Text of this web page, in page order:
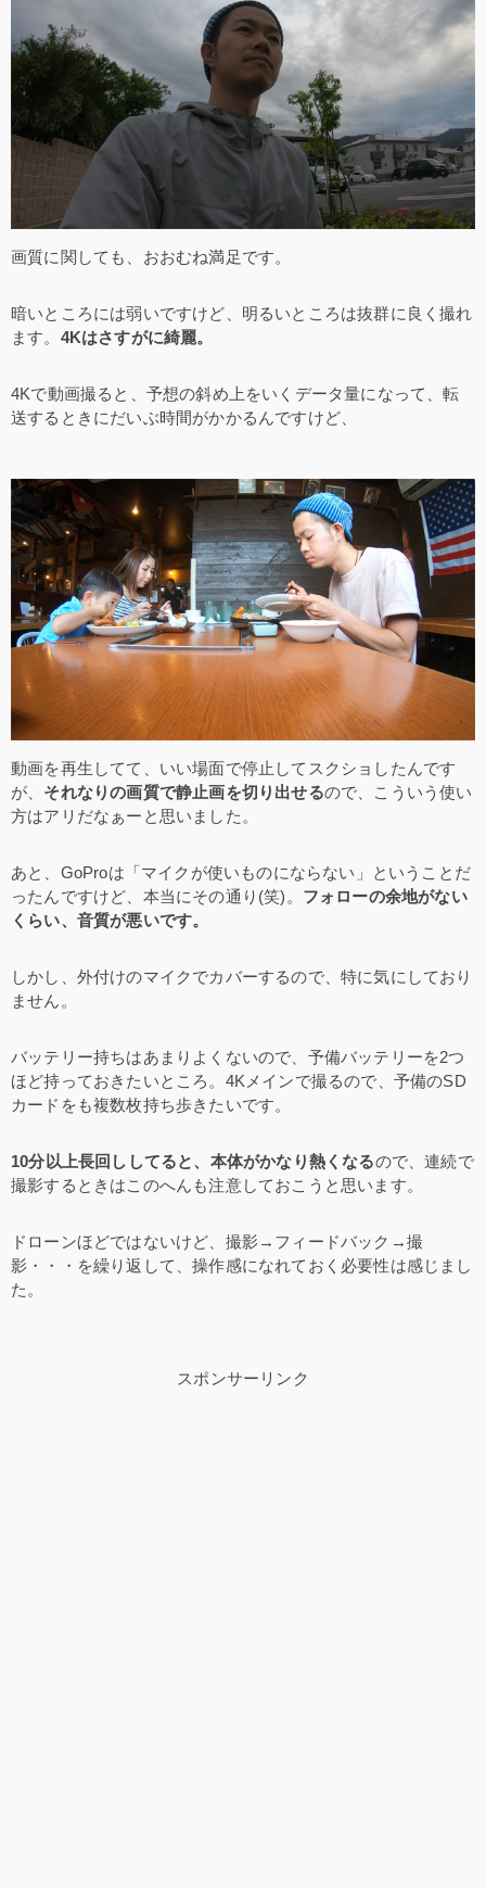
画質に関しても、おおむね満足です。
暗いところには弱いですけど、明るいところは抜群に良く撮れ
ます。 4Kはさすがに綺麗。
4Kで動画撮ると、予想の斜め上をいくデータ量になって、転
送するときにだいぶ時間がかかるんですけど、
動画を再生してて、いい場面で停止してスクショしたんです
が、 それなりの画質で静止画を切り出せるので、こういう使い
方はアリだなぁーと思いました。
あと、GoProは「マイクが使いものにならない」ということだ
ったんですけど、本当にその通り(笑)。 フォローの余地がない
くらい、音質が悪いです。
しかし、外付けのマイクでカバーするので、特に気にしており
ません。
バッテリー持ちはあまりよくないので、予備バッテリーを2つ
ほど持っておきたいところ。4Kメインで撮るので、予備のSD
カードをも複数枚持ち歩きたいです。
10分以上長回ししてると、本体がかなり熱くなるので、連続で
撮影するときはこのへんも注意しておこうと思います。
ドローンほどではないけど、撮影→フィードバック→撮
影・・・を繰り返して、操作感になれておく必要性は感じまし
た。
スポンサーリンク